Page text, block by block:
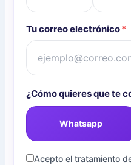
Tu correo electrónico*
¿Cómo quieres que te
Whatsapp
Acepto el tratamiento